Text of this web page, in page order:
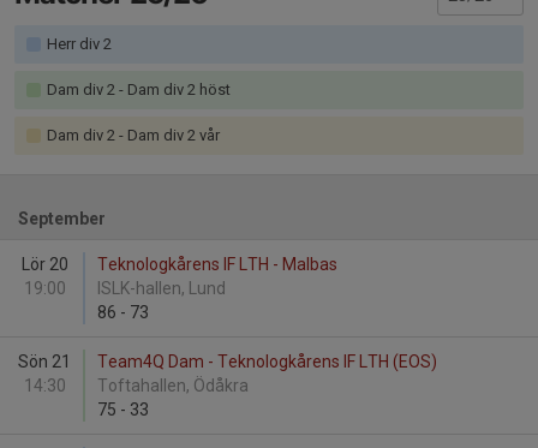
Herr div 2
Dam div 2 - Dam div 2 höst
Dam div 2 - Dam div 2 vår
September
Lör 20
19:00
Teknologkårens IF LTH - Malbas
ISLK-hallen, Lund
86 - 73
Sön 21
14:30
Team4Q Dam - Teknologkårens IF LTH (EOS)
Toftahallen, Ödåkra
75 - 33